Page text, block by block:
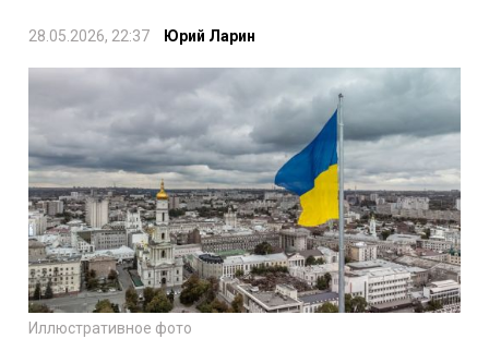
28.05.2026, 22:37 Юрий Ларин
Иллюстративное фото